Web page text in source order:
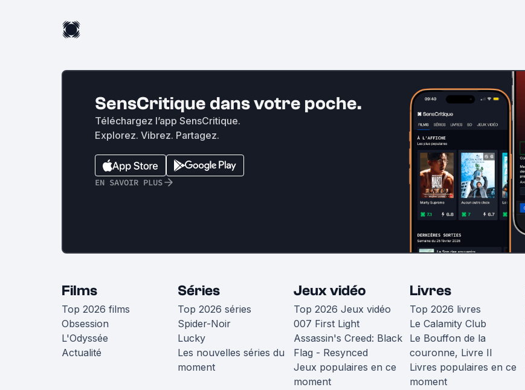
SensCritique dans votre poche.
Téléchargez l’app SensCritique.
Explorez. Vibrez. Partagez.
EN SAVOIR PLUS
Films
Top 2026 films
Obsession
L'Odyssée
Actualité
Séries
Top 2026 séries
Spider-Noir
Lucky
Les nouvelles séries du
moment
Jeux vidéo
Top 2026 Jeux vidéo
007 First Light
Assassin's Creed: Black
Flag - Resynced
Jeux populaires en ce
moment
Livres
Top 2026 livres
Le Calamity Club
Le Bouffon de la
couronne, Livre II
Livres populaires en ce
moment